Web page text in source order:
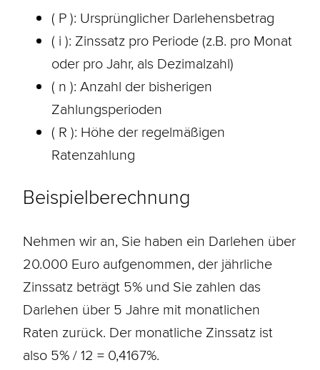
( P ): Ursprünglicher Darlehensbetrag
( i ): Zinssatz pro Periode (z.B. pro Monat
oder pro Jahr, als Dezimalzahl)
( n ): Anzahl der bisherigen
Zahlungsperioden
( R ): Höhe der regelmäßigen
Ratenzahlung
Beispielberechnung
Nehmen wir an, Sie haben ein Darlehen über
20.000 Euro aufgenommen, der jährliche
Zinssatz beträgt 5% und Sie zahlen das
Darlehen über 5 Jahre mit monatlichen
Raten zurück. Der monatliche Zinssatz ist
also 5% / 12 = 0,4167%.